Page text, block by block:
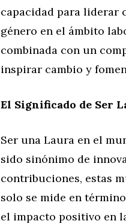
capacidad para liderar
género en el ámbito
combinada con un
inspirar cambio y
El Significado de Ser
Ser una Laura en el
sido sinónimo de
contribuciones, estas
solo se mide en
el impacto positivo en